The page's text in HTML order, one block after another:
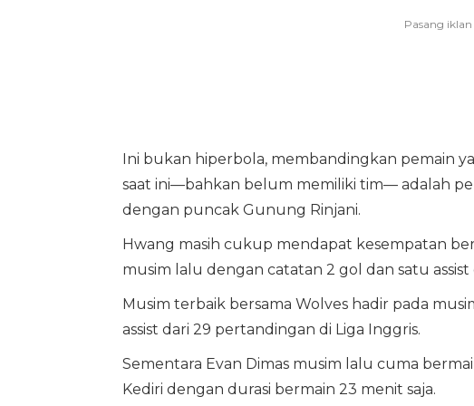
Ini bukan hiperbola, membandingkan pemain
saat ini—bahkan belum memiliki tim— adalah
dengan puncak Gunung Rinjani.
Hwang masih cukup mendapat kesempatan
musim lalu dengan catatan 2 gol dan satu
Musim terbaik bersama Wolves hadir pada
assist dari 29 pertandingan di Liga Inggris.
Sementara Evan Dimas musim lalu cuma
Kediri dengan durasi bermain 23 menit saja.